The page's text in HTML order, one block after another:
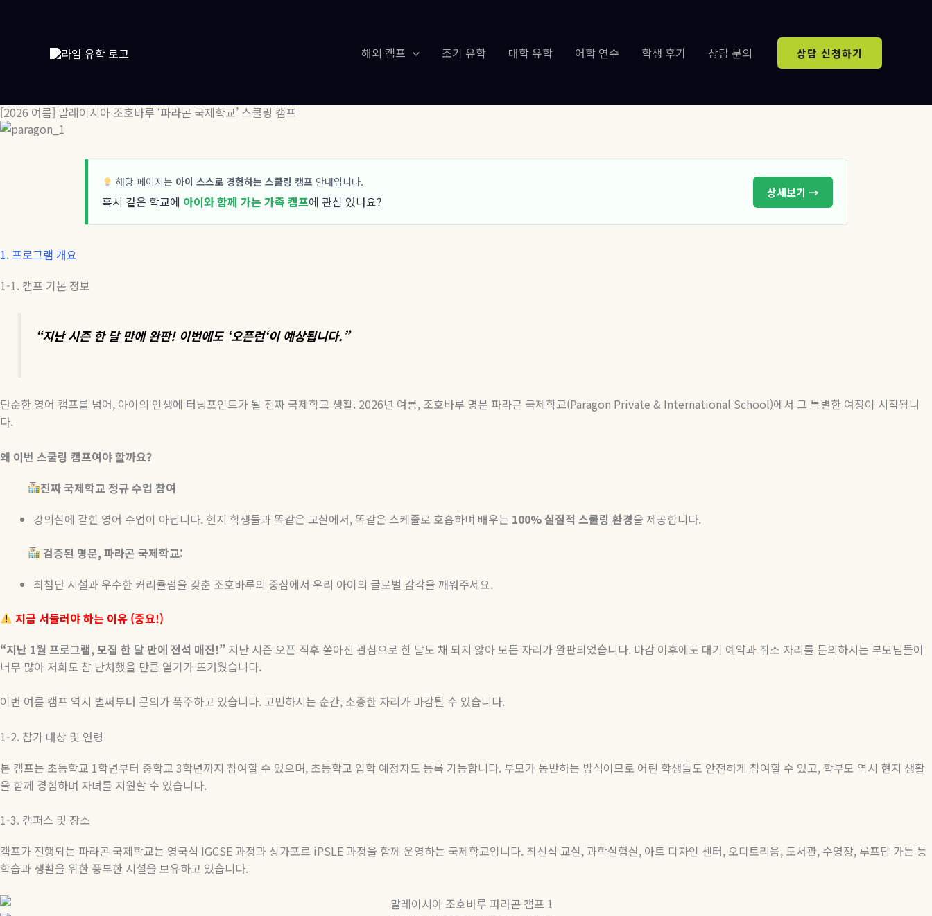
뛰
기
해외 캠프 조기 유학 대학 유학 어학 연수 학생 후기 상담 문의 상담 신청하기
[2026 여름] 말레이시아 조호바루 ‘파라곤 국제학교’ 스쿨링 캠프
해당 페이지는 아이 스스로 경험하는 스쿨링 캠프 안내입니다.
혹시 같은 학교에 아이와 함께 가는 가족 캠프에 관심 있나요?
상세보기 →
1.프로그램 개요
1-1. 캠프 기본 정보
“지난 시즌 한 달 만에 완판! 이번에도‘오픈런‘이 예상됩니다.”
단순한 영어 캠프를 넘어, 아이의 인생에 터닝포인트가될 진짜 국제학교 생활. 2026년 여름, 조호바루 명문 파라곤 국제학교(Paragon Private & International School)에서 그 특별한 여정이 시작됩니
다.
왜 이번 스쿨링 캠프여야할까요?
진짜국제학교 정규수업 참여
강의실에 갇힌 영어 수업이 아닙니다. 현지 학생들과 똑같은 교실에서,똑같은 스케줄로 호흡하며 배우는 100% 실질적 스쿨링 환경을 제공합니다.
검증된 명문,파라곤 국제학교:
최첨단 시설과 우수한 커리큘럼을 갖춘 조호바루의 중심에서 우리 아이의 글로벌 감각을 깨워주세요.
지금 서둘러야하는 이유 (중요!)
“지난 1월 프로그램,모집 한 달 만에 전석 매진!” 지난 시즌 오픈 직후 쏟아진 관심으로 한 달도 채 되지 않아 모든 자리가 완판되었습니다. 마감 이후에도 대기 예약과 취소 자리를 문의하시는 부모님들이
너무 많아 저희도 참 난처했을 만큼 열기가 뜨거웠습니다.
이번 여름 캠프 역시 벌써부터 문의가 폭주하고 있습니다. 고민하시는 순간, 소중한 자리가 마감될 수 있습니다.
1-2. 참가 대상 및 연령
본 캠프는 초등학교 1학년부터 중학교 3학년까지 참여할 수 있으며, 초등학교 입학 예정자도 등록 가능합니다. 부모가 동반하는 방식이므로 어린 학생들도 안전하게 참여할 수 있고, 학부모 역시 현지 생활
을 함께 경험하며 자녀를 지원할 수 있습니다.
1-3. 캠퍼스 및 장소
캠프가 진행되는 파라곤 국제학교는 영국식 IGCSE과정과 싱가포르 iPSLE과정을 함께 운영하는 국제학교입니다. 최신식 교실,과학실험실, 아트 디자인 센터, 오디토리움, 도서관, 수영장, 루프탑 가든 등
학습과 생활을 위한 풍부한 시설을 보유하고 있습니다.